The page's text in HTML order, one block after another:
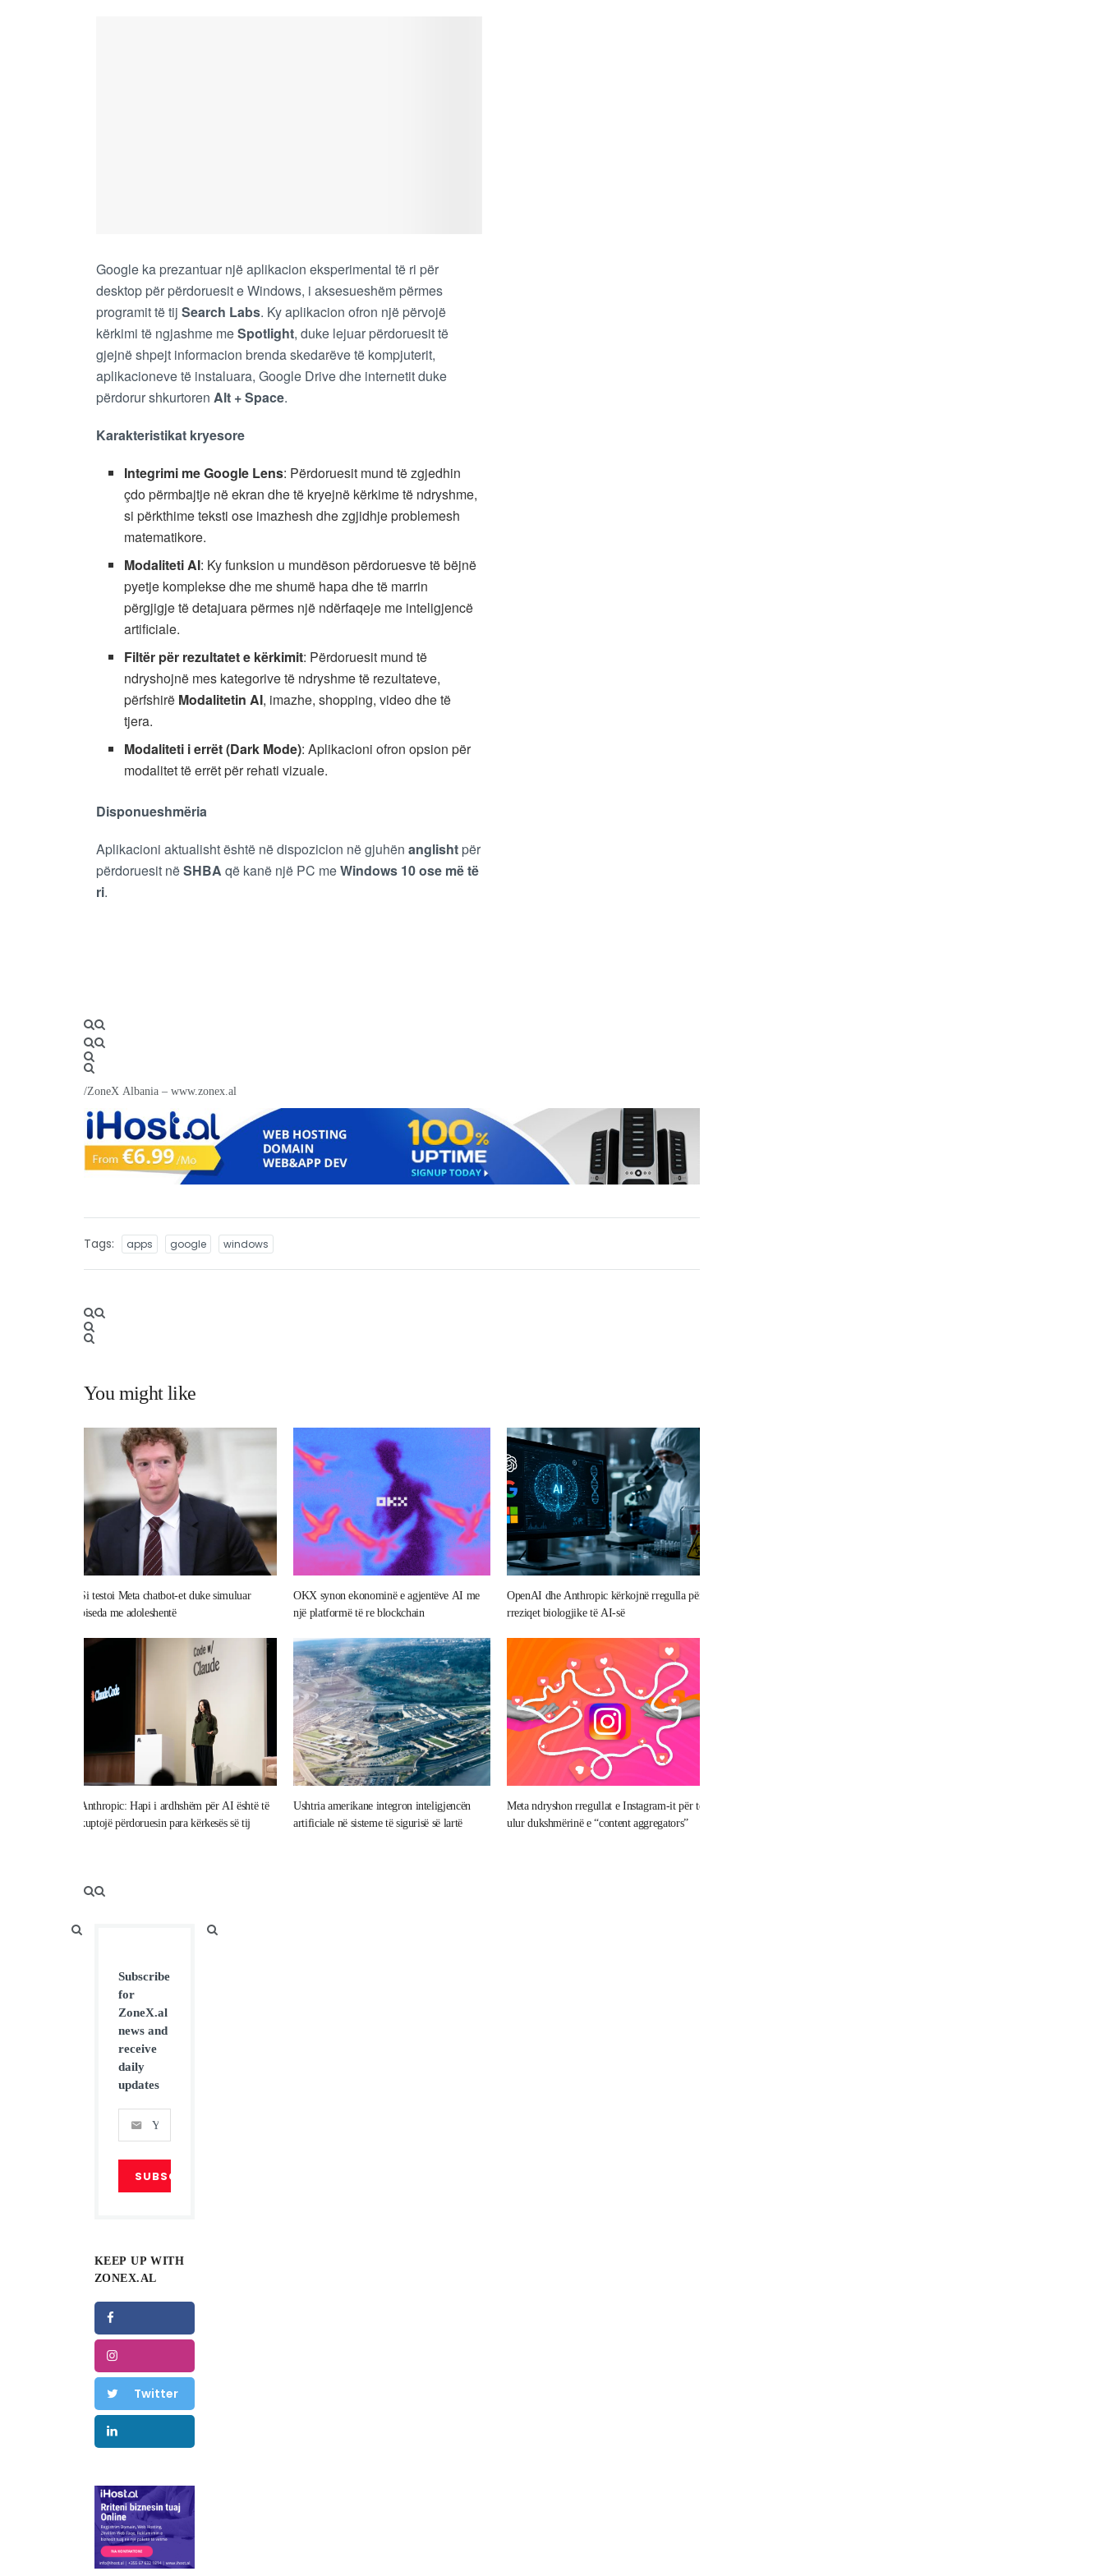
Google ka prezantuar një aplikacion eksperimental të ri për
desktop për përdoruesit e Windows, i aksesueshëm përmes
programit të tij Search Labs. Ky aplikacion ofron një përvojë
kërkimi të ngjashme meSpotlight, duke lejuar përdoruesit të
gjejnë shpejt informacion brenda skedarëve të kompjuterit,
aplikacioneve të instaluara, Google Drive dhe internetit duke
përdorur shkurtoren Alt + Space.
Karakteristikat kryesore
Integrimi me Google Lens: Përdoruesit mund të zgjedhin
çdo përmbajtje në ekran dhe të kryejnë kërkime të ndryshme,
si përkthime teksti ose imazhesh dhe zgjidhje problemesh
matematikore.
Modaliteti AI: Ky funksion u mundëson përdoruesve të bëjnë
pyetje komplekse dhe me shumë hapa dhe të marrin
përgjigje të detajuara përmes një ndërfaqeje me inteligjencë
artificiale.
Filtër për rezultatet e kërkimit: Përdoruesit mund të
ndryshojnë mes kategorive të ndryshme të rezultateve,
përfshirë Modalitetin AI, imazhe, shopping, video dhe të
tjera.
Modaliteti i errët (Dark Mode): Aplikacioni ofron opsion për
modalitet të errët për rehati vizuale.
Disponueshmëria
Aplikacioni aktualisht është në dispozicion në gjuhën anglisht për
përdoruesit nëSHBA që kanë një PC meWindows 10 ose më të
ri.
/ZoneX Albania – www.zonex.al
Tags: apps google windows
You might like
Si testoi Meta chatbot-et duke simuluar
biseda me adoleshentë
OKX synon ekonominë e agjentëve AI me
një platformë të re blockchain
OpenAI dhe Anthropic kërkojnë rregulla për
rreziqet biologjike të AI-së
Anthropic: Hapi i ardhshëm për AI është të
kuptojë përdoruesin para kërkesës së tij
Ushtria amerikane integron inteligjencën
artificiale në sisteme të sigurisë së lartë
Meta ndryshon rregullat e Instagram-it për të
ulur dukshmërinë e “content aggregators”
Subscribe
for
ZoneX.al
news and
receive
daily
updates
KEEP UP WITH
ZONEX.AL
Facebook
Instagram
Twitter